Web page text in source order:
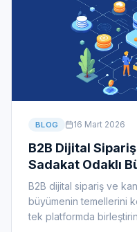
BLOG 16 Mart 2026
B2B Dijital
Sadakat Odaklı
B2B dijital sipariş ve
büyümenin temellerini
tek platformda